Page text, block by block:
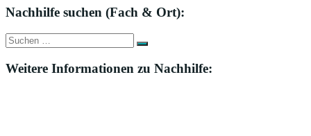
Nachhilfe suchen (Fach & Ort):
Suche
nach:
Suchen
Weitere Informationen zu Nachhilfe: